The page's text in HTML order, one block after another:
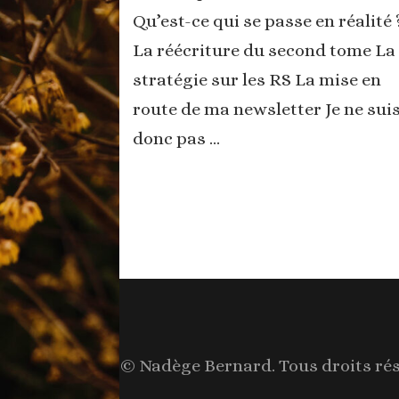
Qu’est-ce qui se passe en réalité
La réécriture du second tome La
stratégie sur les RS La mise en
route de ma newsletter Je ne suis
donc pas …
© Nadège Bernard. Tous droits